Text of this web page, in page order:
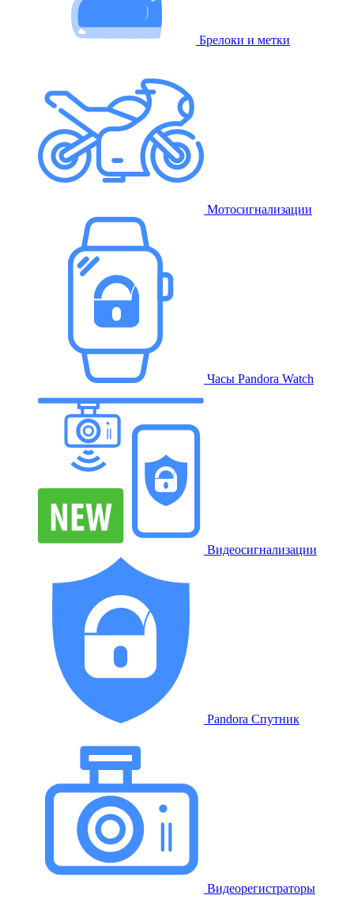
Брелоки и метки
Мотосигнализации
Часы Pandora Watch
Видеосигнализации
Pandora Спутник
Видеорегистраторы